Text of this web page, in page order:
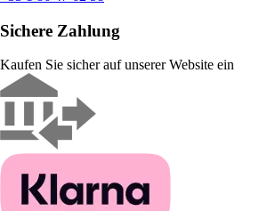
Sichere Zahlung
Kaufen Sie sicher auf unserer Website ein